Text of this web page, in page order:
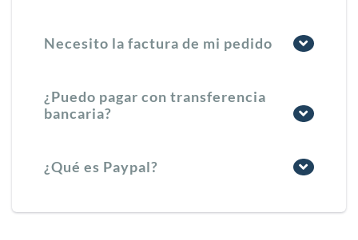
Necesito la factura de mi pedido
¿Puedo pagar con transferencia
bancaria?
¿Qué es Paypal?